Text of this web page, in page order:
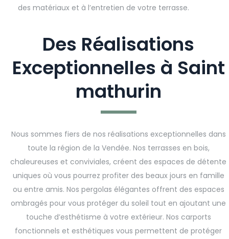
des matériaux et à l’entretien de votre terrasse.
Des Réalisations
Exceptionnelles à Saint
mathurin
Nous sommes fiers de nos réalisations exceptionnelles dans
toute la région de la Vendée. Nos terrasses en bois,
chaleureuses et conviviales, créent des espaces de détente
uniques où vous pourrez profiter des beaux jours en famille
ou entre amis. Nos pergolas élégantes offrent des espaces
ombragés pour vous protéger du soleil tout en ajoutant une
touche d’esthétisme à votre extérieur. Nos carports
fonctionnels et esthétiques vous permettent de protéger